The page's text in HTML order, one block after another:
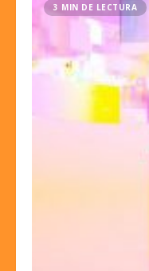
3 MIN DE LECTURA